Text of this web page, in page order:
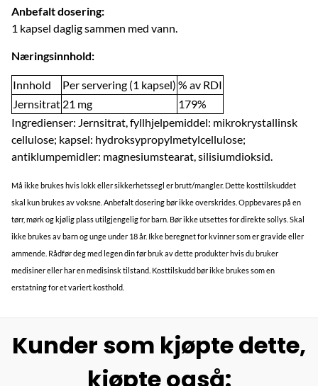
Anbefalt dosering:
1 kapsel daglig sammen med vann.
Næringsinnhold:
Innhold Per servering (1 kapsel) % av RDI
Jernsitrat 21 mg
179%
Ingredienser: Jernsitrat, fyllhjelpemiddel: mikrokrystallinsk
cellulose; kapsel: hydroksypropylmetylcellulose;
antiklumpemidler: magnesiumstearat, silisiumdioksid.
Må ikke brukes hvis lokk eller sikkerhetssegl er brutt/mangler. Dette kosttilskuddet
skal kun brukes av voksne. Anbefalt dosering bør ikke overskrides. Oppbevares på en
tørr, mørk og kjølig plass utilgjengelig for barn. Bør ikke utsettes for direkte sollys. Skal
ikke brukes av barn og unge under 18 år. Ikke beregnet for kvinner som er gravide eller
ammende. Rådfør deg med legen din før bruk av dette produkter hvis du bruker
medisiner eller har en medisinsk tilstand. Kosttilskudd bør ikke brukes som en
erstatning for et variert kosthold.
Kunder som kjøpte dette,
kjøpte også: